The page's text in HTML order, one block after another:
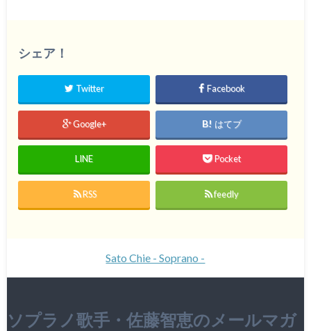
シェア！
Twitter Facebook
Google+ はてブ
LINE Pocket
RSS feedly
Sato Chie - Soprano -
ソプラノ歌手・佐藤智恵のメールマガ